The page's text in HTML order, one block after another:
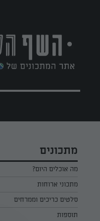
מתכונים
מה אוכלים היום?
מתכוני ארוחות
ארוחת בוקר
ארוחת צהריים
סלטים כריכים וממרחים
כל הסלטים כריכים וממרחים
תוספות